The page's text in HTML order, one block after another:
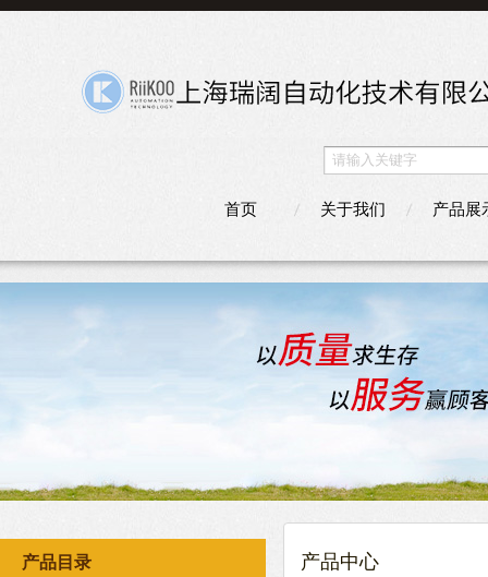
首页 关于我们 产品展
产品目录 产品中心